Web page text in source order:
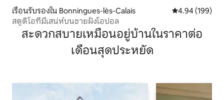
เรือนรับรองใน Bonningues-lès-Calais คะแนนเฉลี่ย
4.94 (199)
สตูดิโอที่มีเสน่ห์บนชายฝั่งโอปอล
สะดวกสบายเหมือนอยู่บ้านในราคาต่อ
เดือนสุดประหยัด